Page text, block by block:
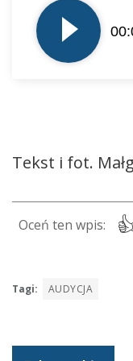
plików
dźwiękowych
Tekst i fot.
Tagi: AUDYCJA